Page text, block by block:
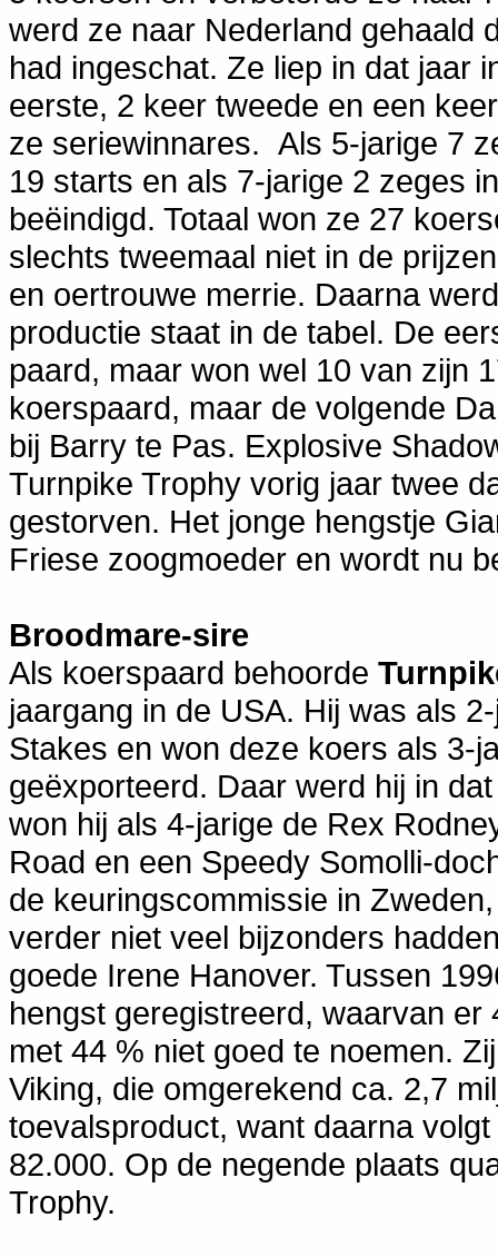
werd ze naar Nederland gehaald
had ingeschat. Ze liep in dat jaar
eerste, 2 keer tweede en een
ze seriewinnares. Als 5-jarige 7
19 starts en als 7-jarige 2 zeges
beëindigd. Totaal won ze 27
slechts tweemaal niet in de
en oertrouwe merrie. Daarna
productie staat in de tabel. De
paard, maar won wel 10 van zijn
koerspaard, maar de volgende
bij Barry te Pas. Explosive
Turnpike Trophy vorig jaar twee
gestorven. Het jonge hengstje
Friese zoogmoeder en wordt nu
Broodmare-sire
Als koerspaard behoorde
jaargang in de USA. Hij was als
Stakes en won deze koers als 3-
geëxporteerd. Daar werd hij in
won hij als 4-jarige de Rex
Road en een Speedy Somolli-
de keuringscommissie in
verder niet veel bijzonders
goede Irene Hanover. Tussen
hengst geregistreerd, waarvan
met 44 % niet goed te noemen.
Viking, die omgerekend ca. 2,7
toevalsproduct, want daarna
82.000. Op de negende plaats
Trophy.